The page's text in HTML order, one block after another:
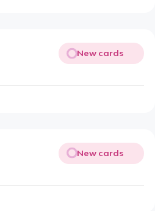
New cards
New cards